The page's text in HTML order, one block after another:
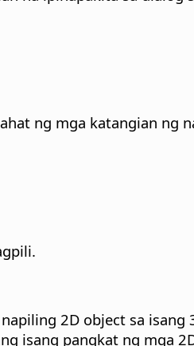
ng mga katangian ng
2D object sa isang
isang pangkat ng mga